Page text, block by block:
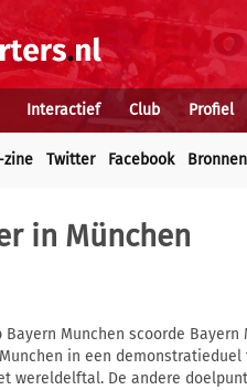
Interactief Club Profiel
zine Twitter Facebook Bronnen
in München
Munchen scoorde
in een
wereldelftal. De andere